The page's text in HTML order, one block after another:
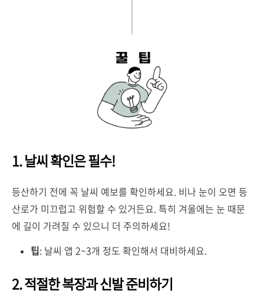
1. 날씨 확인은 필수!
등산하기 전에 꼭 날씨 예보를 확인하세요. 비나 눈이 오면 등
산로가 미끄럽고 위험할 수 있거든요. 특히 겨울에는 눈 때문
에 길이 가려질 수 있으니 더 주의하세요!
팁: 날씨 앱 2~3개 정도 확인해서 대비하세요.
2. 적절한 복장과 신발 준비하기